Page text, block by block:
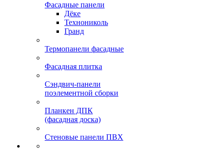
Фасадные панели
Дёке
Технониколь
Гранд
Термопанели фасадные
Фасадная плитка
Сэндвич-панели
поэлементной сборки
Планкен ДПК
(фасадная доска)
Стеновые панели ПВХ